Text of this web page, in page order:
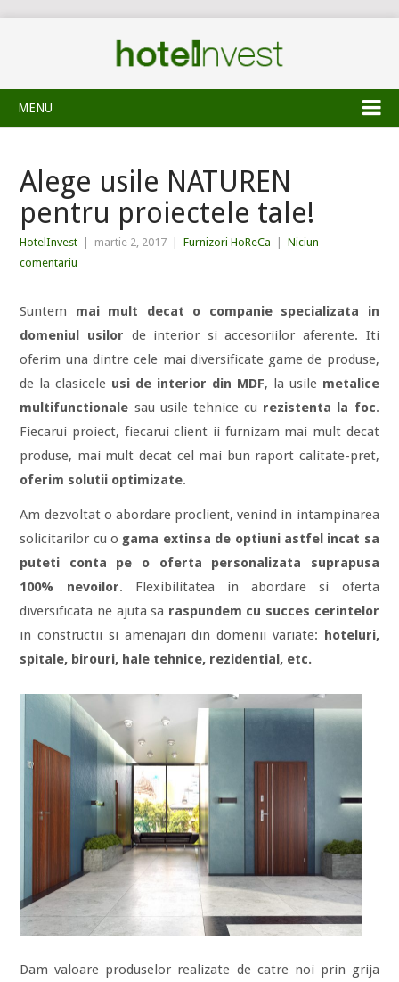
MENU
Alege usile NATUREN
pentru proiectele tale!
HotelInvest martie 2, 2017 Furnizori HoReCa
Niciun
comentariu
Suntem mai mult decat o companie specializata in
domeniul usilor de interior si accesoriilor aferente. Iti
oferim una dintre cele mai diversificate game de produse,
de la clasicele usi de interior din MDF, la usile metalice
multifunctionale sau usile tehnice cu rezistenta la foc.
Fiecarui proiect, fiecarui client ii furnizam mai mult decat
produse, mai mult decat cel mai bun raport calitate-pret,
oferim solutii optimizate.
Am dezvoltat o abordare proclient, venind in intampinarea
solicitarilor cu o gama extinsa de optiuni astfel incat sa
puteti conta pe o oferta personalizata suprapusa
100% nevoilor. Flexibilitatea in abordare si oferta
diversificata ne ajuta sa raspundem cu succes cerintelor
in constructii si amenajari din domenii variate: hoteluri,
spitale, birouri, hale tehnice, rezidential, etc.
Dam valoare produselor realizate de catre noi prin grija